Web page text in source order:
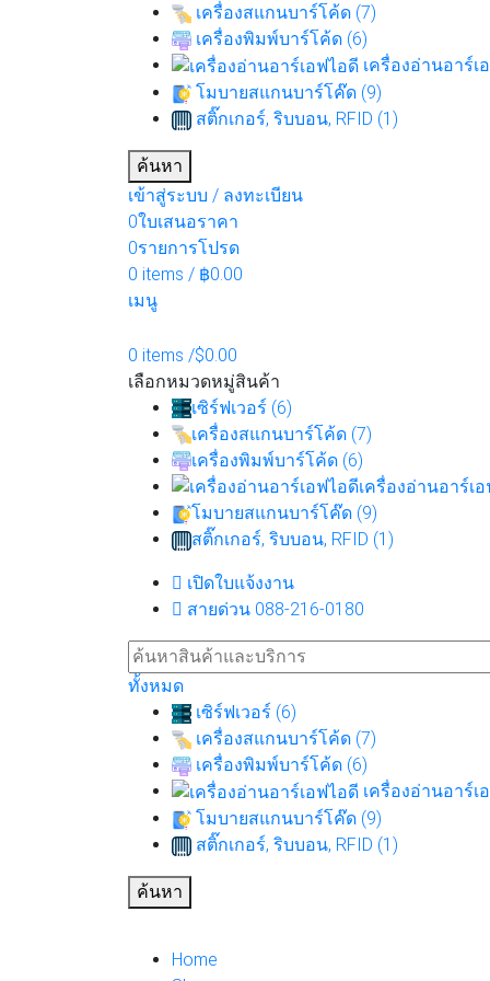
เครื่องสแกนบาร์โค้ด (7)
เครื่องพิมพ์บาร์โค้ด (6)
เครื่องอ่านอาร์เ
โมบายสแกนบาร์โค๊ด (9)
สติ๊กเกอร์, ริบบอน, RFID (1)
ค้นหา
เข้าสู่ระบบ / ลงทะเบียน
0ใบเสนอราคา
0รายการโปรด
0 items / ฿0.00
เมนู
0 items /$0.00
เลือกหมวดหมู่สินค้า
เซิร์ฟเวอร์ (6)
เครื่องสแกนบาร์โค้ด (7)
เครื่องพิมพ์บาร์โค้ด (6)
เครื่องอ่านอาร์เ
โมบายสแกนบาร์โค๊ด (9)
สติ๊กเกอร์, ริบบอน, RFID (1)
เปิดใบแจ้งงาน
สายด่วน 088-216-0180
ทั้งหมด
เซิร์ฟเวอร์ (6)
เครื่องสแกนบาร์โค้ด (7)
เครื่องพิมพ์บาร์โค้ด (6)
เครื่องอ่านอาร์เ
โมบายสแกนบาร์โค๊ด (9)
สติ๊กเกอร์, ริบบอน, RFID (1)
ค้นหา
Home